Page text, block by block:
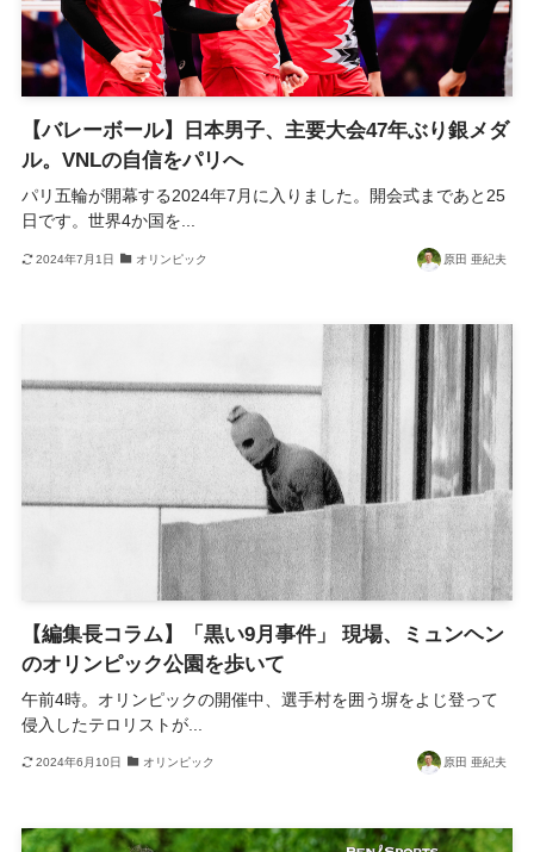
【バレーボール】日本男子、主要大会47年ぶり銀メダ
ル。VNLの自信をパリへ
パリ五輪が開幕する2024年7月に入りました。開会式まであと25
日です。世界4か国を...
2024年7月1日 オリンピック 原田 亜紀夫
【編集長コラム】「黒い9月事件」 現場、ミュンヘン
のオリンピック公園を歩いて
午前4時。オリンピックの開催中、選手村を囲う塀をよじ登って
侵入したテロリストが...
2024年6月10日 オリンピック 原田 亜紀夫